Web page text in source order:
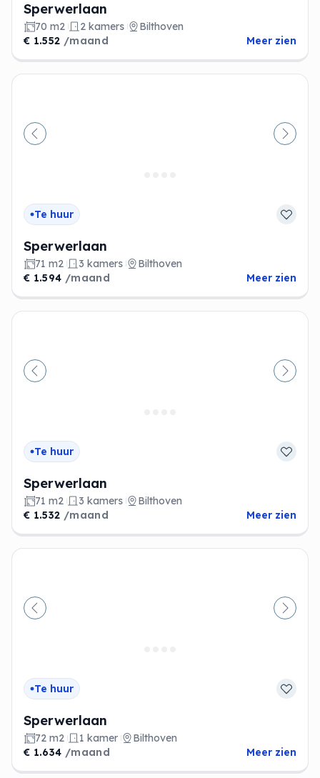
Sperwerlaan
70 m2 2 kamers
Bilthoven
€ 1.552 /maand Meer zien
Vorige
Te huur
Sperwerlaan
71 m2 3 kamers
Bilthoven
€ 1.594 /maand Meer zien
Vorige
Te huur
Sperwerlaan
71 m2 3 kamers
Bilthoven
€ 1.532 /maand Meer zien
Vorige
Te huur
Sperwerlaan
72 m2 1 kamer
Bilthoven
€ 1.634 /maand Meer zien